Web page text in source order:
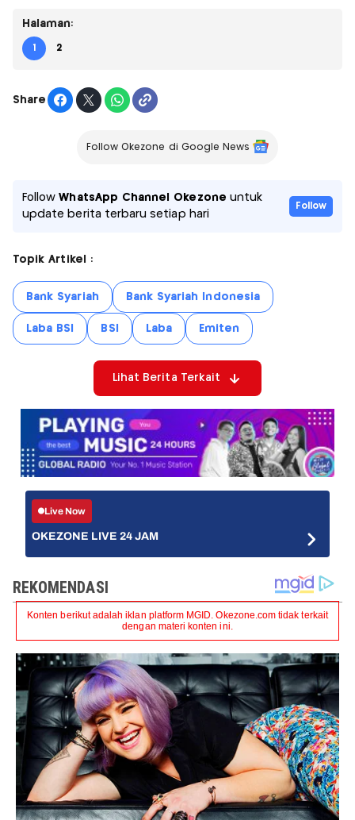
Halaman:
1 2
Share
Follow Okezone di Google News
FollowWhatsApp Channel Okezone untuk
update berita terbaru setiap hari
Follow
Topik Artikel :
Bank Syariah Bank Syariah Indonesia
Laba BSI BSI Laba Emiten
Lihat Berita Terkait
Live Now
OKEZONE LIVE 24 JAM